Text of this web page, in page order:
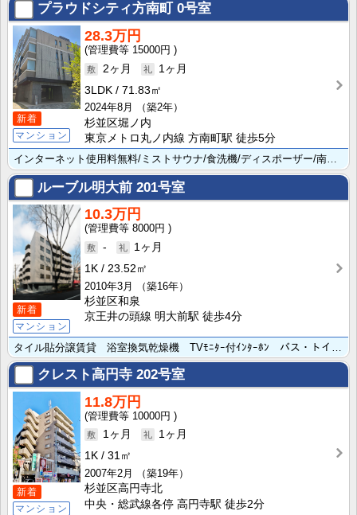
プラウドシティ方南町 0号室
新着
マンション
28.3万円
15000円
2ヶ月
1ヶ月
3LDK
71.83㎡
2024年8月
（築2年）
杉並区堀ノ内
東京メトロ丸ノ内線 方南町駅 徒歩5分
ルーブル明大前 201号室
新着
マンション
10.3万円
8000円
-
1ヶ月
1K
23.52㎡
2010年3月
（築16年）
杉並区和泉
京王井の頭線 明大前駅 徒歩4分
クレスト高円寺 202号室
新着
マンション
11.8万円
10000円
1ヶ月
1ヶ月
1K
31㎡
2007年2月
（築19年）
杉並区高円寺北
中央・総武線各停 高円寺駅 徒歩2分